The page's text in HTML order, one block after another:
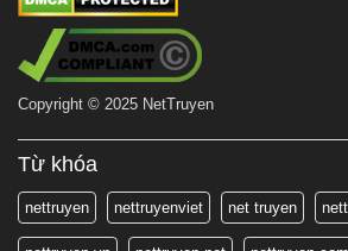
Copyright © 2025 NetTruyen
Từ khóa
nettruyen nettruyenviet net truyen